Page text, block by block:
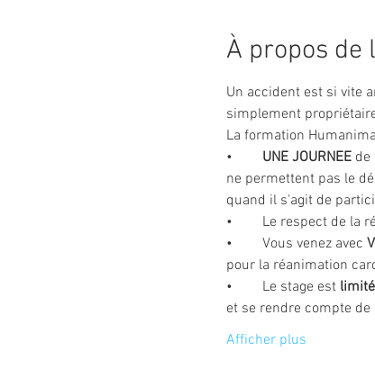
À propos de
Un accident est si vite
simplement
La formation
UNE JOURNEE de
ne permettent pas le
quand il s'agit de
•	Le respect de
•	Vous venez avec
pour la réanimation
•	Le stage est
et se rendre compte
Afficher plus